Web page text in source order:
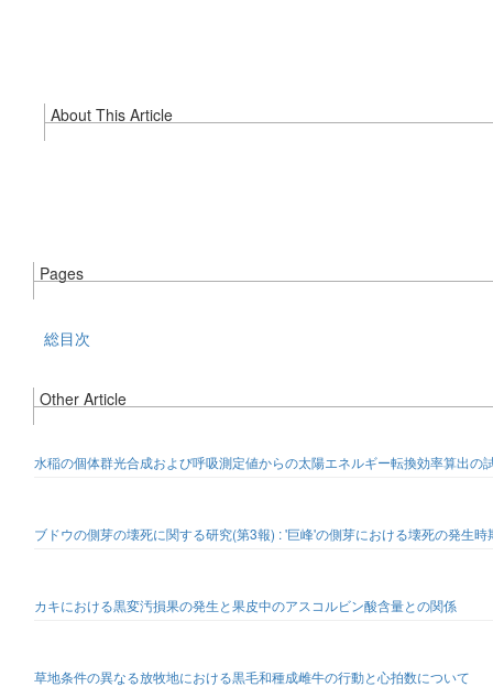
About This Article
Pages
総目次
Other Article
水稲の個体群光合成および呼吸測定値からの太陽エネルギー転換効率算出の
ブドウの側芽の壊死に関する研究(第3報) : '巨峰'の側芽における壊死の発生
カキにおける黒変汚損果の発生と果皮中のアスコルビン酸含量との関係
草地条件の異なる放牧地における黒毛和種成雌牛の行動と心拍数について